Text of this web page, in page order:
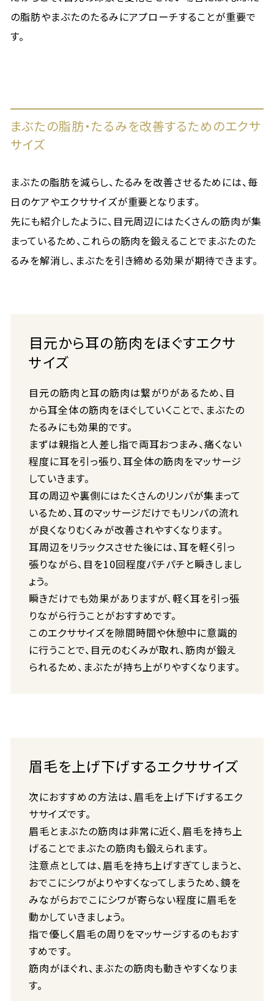
の脂肪やまぶたのたるみにアプローチすることが重要で
す。
まぶたの脂肪・たるみを改善するためのエクサ
サイズ
まぶたの脂肪を減らし、たるみを改善させるためには、毎
日のケアやエクササイズが重要となります。
先にも紹介したように、目元周辺にはたくさんの筋肉が集
まっているため、これらの筋肉を鍛えることでまぶたのた
るみを解消し、まぶたを引き締める効果が期待できます。
目元から耳の筋肉をほぐすエクサ
サイズ
目元の筋肉と耳の筋肉は繋がりがあるため、目
から耳全体の筋肉をほぐしていくことで、まぶたの
たるみにも効果的です。
まずは親指と人差し指で両耳おつまみ、痛くない
程度に耳を引っ張り、耳全体の筋肉をマッサージ
していきます。
耳の周辺や裏側にはたくさんのリンパが集まって
いるため、耳のマッサージだけでもリンパの流れ
が良くなりむくみが改善されやすくなります。
耳周辺をリラックスさせた後には、耳を軽く引っ
張りながら、目を10回程度パチパチと瞬きしまし
ょう。
瞬きだけでも効果がありますが、軽く耳を引っ張
りながら行うことがおすすめです。
このエクササイズを隙間時間や休憩中に意識的
に行うことで、目元のむくみが取れ、筋肉が鍛え
られるため、まぶたが持ち上がりやすくなります。
眉毛を上げ下げするエクササイズ
次におすすめの方法は、眉毛を上げ下げするエク
ササイズです。
眉毛とまぶたの筋肉は非常に近く、眉毛を持ち上
げることでまぶたの筋肉も鍛えられます。
注意点としては、眉毛を持ち上げすぎてしまうと、
おでこにシワがよりやすくなってしまうため、鏡を
みながらおでこにシワが寄らない程度に眉毛を
動かしていきましょう。
指で優しく眉毛の周りをマッサージするのもおす
すめです。
筋肉がほぐれ、まぶたの筋肉も動きやすくなりま
す。